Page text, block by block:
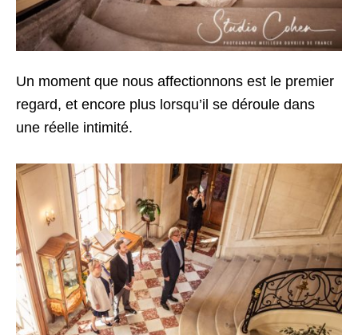
Un moment que nous affectionnons est le premier
regard, et encore plus lorsqu’il se déroule dans
une réelle intimité.